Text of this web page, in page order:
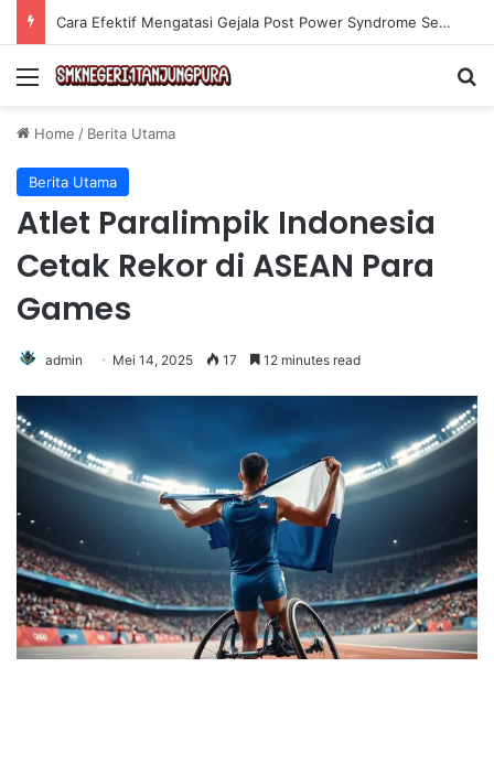
Cara Efektif Mengatasi Gejala Post Power Syndrome Setelah Pensiun Kerja
Menu
Home / Berita Utama
Berita Utama
Atlet Paralimpik Indonesia
Cetak Rekor di ASEAN Para
Games
admin Mei 14, 2025 17 12 minutes read